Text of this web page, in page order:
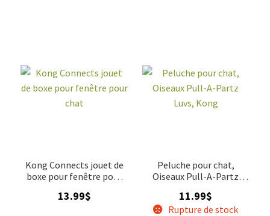
Kong Connects jouet de
boxe pour fenêtre pour
13.99$
Peluche pour chat,
Oiseaux Pull-A-Partz
11.99$
Rupture de stock